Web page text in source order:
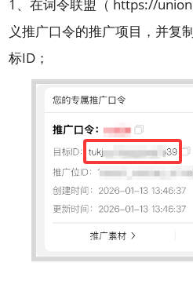
1、在词令联盟（ https://
义推广口令的推广项目，并复
标ID；